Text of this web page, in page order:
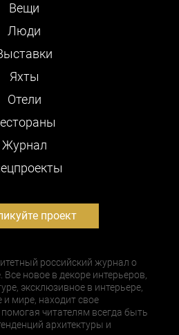
Вещи
Люди
Яхты
Отели
Журнал
проект
российский журнал о
Все новое в декоре интерьеров,
эксклюзивное в интерьере,
и мире, находит свое
читателям всегда быть
архитектуры и